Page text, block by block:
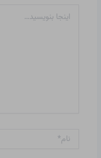
بنویسید…